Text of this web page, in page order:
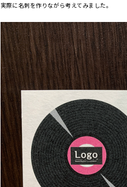
実際に名刺を作りながら考えてみました。